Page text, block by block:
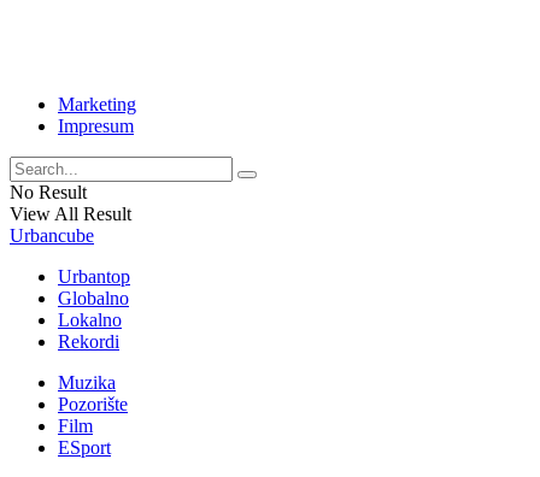
Marketing
Impresum
No Result
View All Result
Urbancube
Urbantop
Globalno
Lokalno
Rekordi
Muzika
Pozorište
Film
ESport